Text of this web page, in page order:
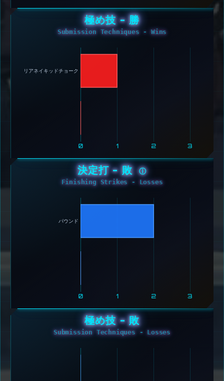
極め技 - 勝
Submission Techniques - Wins
0 1 2 3
リアネイキッドチョーク
決定打 - 敗 ⓘ
Finishing Strikes - Losses
0 1 2 3
パウンド
極め技 - 敗
Submission Techniques - Losses